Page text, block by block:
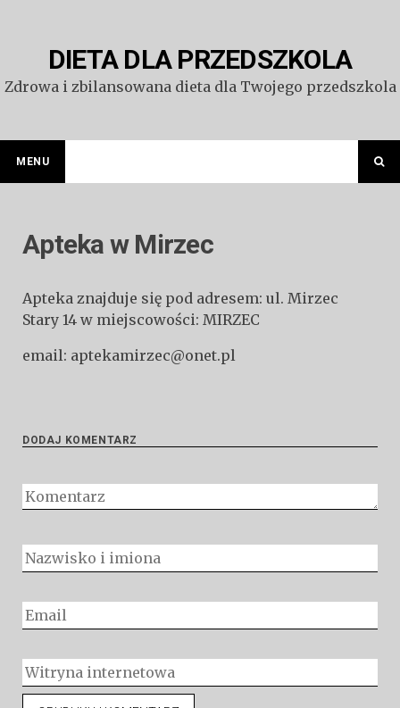
DIETA DLA PRZEDSZKOLA
Zdrowa i zbilansowana dieta dla Twojego przedszkola
MENU
Apteka w Mirzec
Apteka znajduje się pod adresem: ul. Mirzec
Stary 14 w miejscowości: MIRZEC
email: aptekamirzec@onet.pl
DODAJ KOMENTARZ